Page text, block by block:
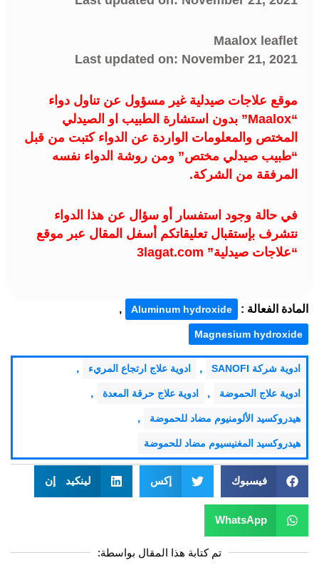
Maalox leaflet
Last updated on: November 21, 2021
موقع علاجات صيدلية غير مسؤول عن تناول دواء
“Maalox” بدون استشارة الطبيب او الصيدلي
المختص والمعلومات الواردة عن الدواء كتبت من قبل
“طبيب صيدلي مختص” ومن روشة الدواء نفسه
المرفقة من الشركة.
في حالة وجود استفسار أو سؤال عن هذا الدواء
نتشرف بإستقبال تعليقاتكم أسفل المقال عبر موقع
“علاجات صيدلية” 3lagat.com
المادة الفعالة : Aluminum hydroxide
,
Magnesium hydroxide
ادوية شركة SANOFI , ادوية علاج ارتجاع المريء ,
ادوية علاج الحموضة , ادوية علاج حرقة المعدة ,
هيدروكسيد الألومنيوم مضاد للحموضة ,
هيدروكسيد المغنيسيوم مضاد للحموضة
فيسبوك إكس لينكيد إن
WhatsApp
تم كتابة هذا المقال بواسطة: